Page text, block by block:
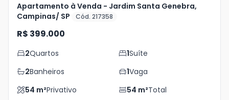
Apartamento à Venda - Jardim Santa Genebra,
Campinas/ SP
Cód. 217358
R$ 399.000
2Quartos 1Suíte
2Banheiros 1Vaga
54 m²Privativo 54 m²Total